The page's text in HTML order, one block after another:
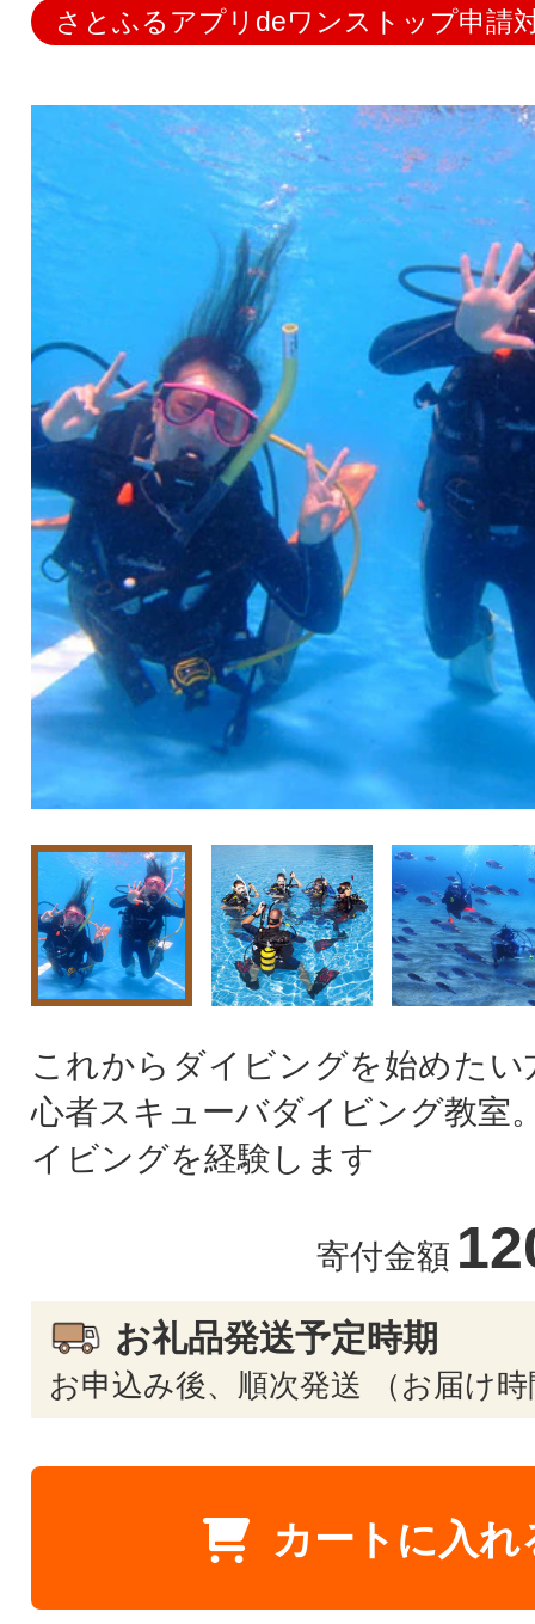
さとふるアプリdeワンストップ申請
これからダイビングを始めた
心者スキューバダイビング教室
イビングを経験します
寄付金額
お礼品発送予定時期
お申込み後、順次発送 （お届け
カートに入れ